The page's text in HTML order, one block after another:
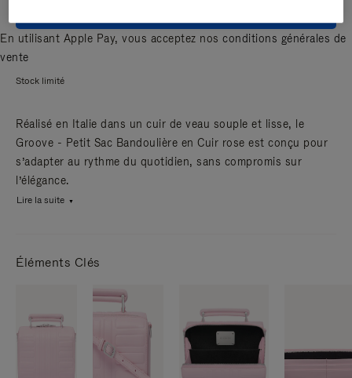
En utilisant Apple Pay, vous acceptez nos conditions générales de
vente
Stock limité
Réalisé en Italie dans un cuir de veau souple et lisse, le
Groove - Petit Sac Bandoulière en Cuir rose est conçu pour
s’adapter au rythme du quotidien, sans compromis sur
l’élégance.
Lire la suite
Éléments Clés